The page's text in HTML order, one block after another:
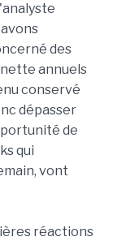
des
annuels
conservé
dépasser
de
qui
vont
réactions